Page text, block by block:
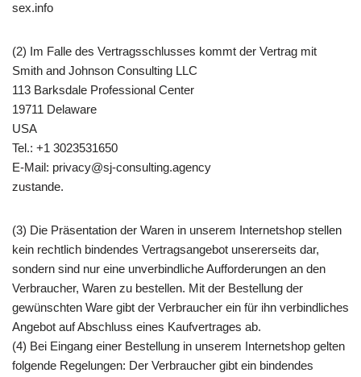
sex.info
(2) Im Falle des Vertragsschlusses kommt der Vertrag mit
Smith and Johnson Consulting LLC
113 Barksdale Professional Center
19711 Delaware
USA
Tel.: +1 3023531650
E-Mail: privacy@sj-consulting.agency
zustande.
(3) Die Präsentation der Waren in unserem Internetshop stellen
kein rechtlich bindendes Vertragsangebot unsererseits dar,
sondern sind nur eine unverbindliche Aufforderungen an den
Verbraucher, Waren zu bestellen. Mit der Bestellung der
gewünschten Ware gibt der Verbraucher ein für ihn verbindliches
Angebot auf Abschluss eines Kaufvertrages ab.
(4) Bei Eingang einer Bestellung in unserem Internetshop gelten
folgende Regelungen: Der Verbraucher gibt ein bindendes